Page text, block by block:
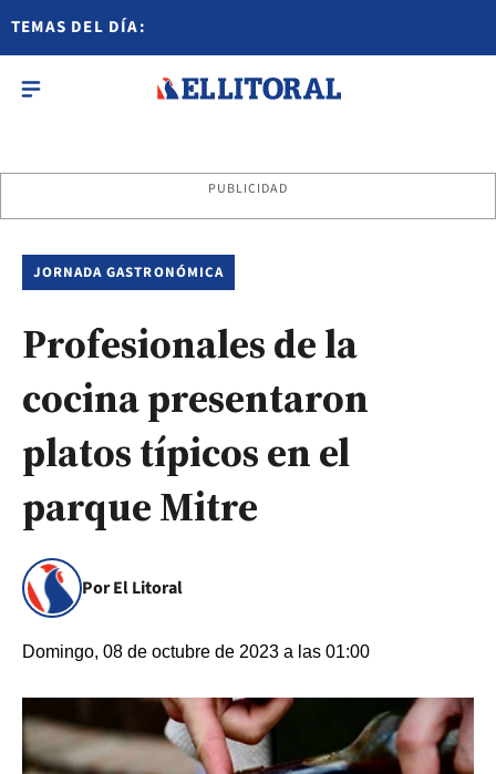
TEMAS DEL DÍA:
PUBLICIDAD
JORNADA GASTRONÓMICA
Profesionales de la
cocina presentaron
platos típicos en el
parque Mitre
Por El Litoral
Domingo, 08 de octubre de 2023 a las 01:00